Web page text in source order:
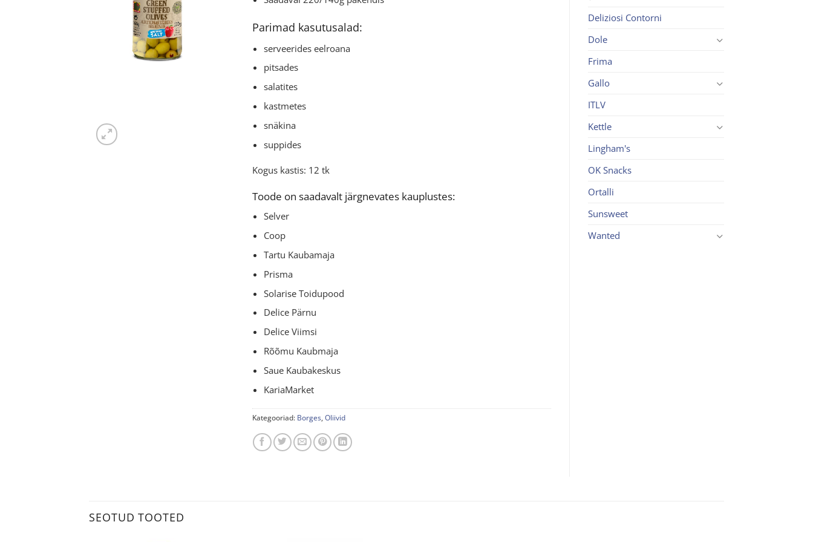
Parimad kasutusalad:
serveerides eelroana
pitsades
salatites
kastmetes
snäkina
suppides
Kogus kastis: 12 tk
Toode on saadavalt järgnevates kauplustes:
Selver
Coop
Tartu Kaubamaja
Prisma
Solarise Toidupood
Delice Pärnu
Delice Viimsi
Rõõmu Kaubmaja
Saue Kaubakeskus
KariaMarket
Kategooriad: Borges Oliivid
Deliziosi Contorni
Dole
Frima
Gallo
ITLV
Kettle
Lingham's
OK Snacks
Ortalli
Sunsweet
Wanted
SEOTUD TOOTED